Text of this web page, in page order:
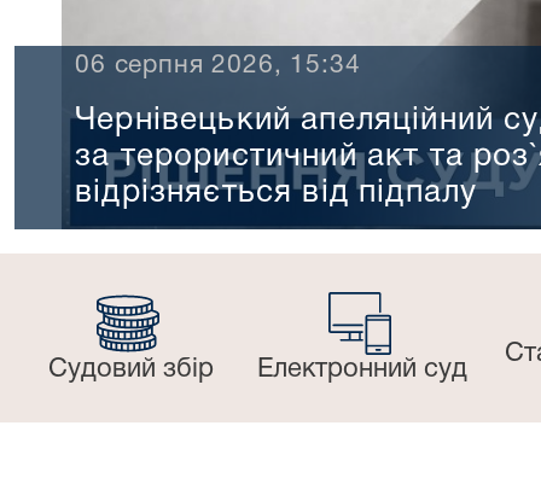
06 серпня 2026, 15:34
Чернівецький апеляційний
за терористичний акт та
відрізняється від підпалу
Судовий збір Електронний суд